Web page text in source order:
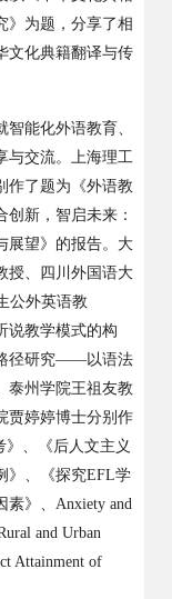
》为题，分享了相
文化典籍翻译与传
能化外语教育、
与交流。上海理工
作了题为《外语教
新，智启未来：
展望》的报告。大
授、四川外国语大
公外英语教
说教学模式的构
径研究——以语法
泰州学院王祖友教
贾婷婷博士分别作
》、《后人文主义
、《探究EFL学
素》、Anxiety and
and Urban
Attainment of